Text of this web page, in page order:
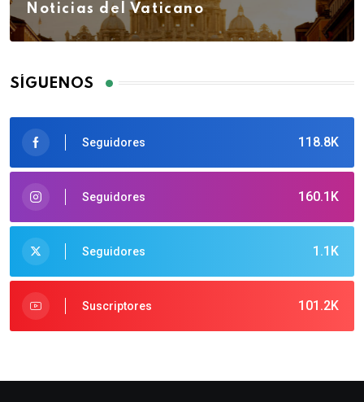
Noticias del Vaticano
SÍGUENOS
118.8K
Seguidores
160.1K
Seguidores
1.1K
Seguidores
101.2K
Suscriptores